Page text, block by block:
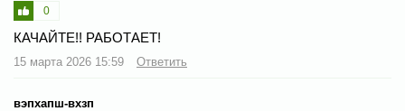
0
КАЧАЙТЕ!! РАБОТАЕТ!
15 марта 2026 15:59 Ответить
вэпхапш-вхзп